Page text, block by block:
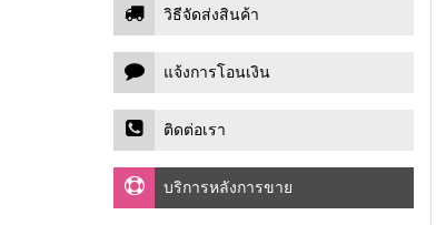
วิธีจัดส่งสินค้า
แจ้งการโอนเงิน
ติดต่อเรา
บริการหลังการขาย